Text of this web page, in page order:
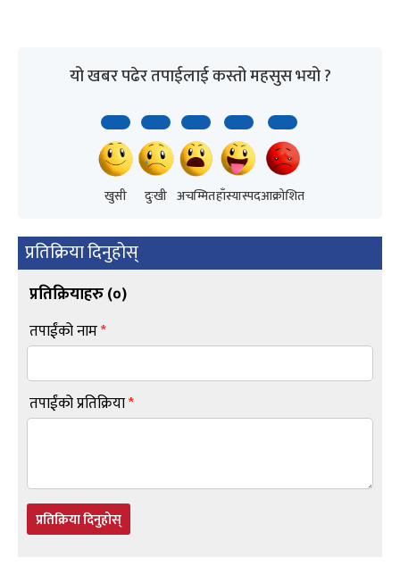
यो खबर पढेर तपाईलाई कस्तो महसुस भयो ?
खुसी दुःखी अचम्मितहाँस्यास्पदआक्रोशित
प्रतिक्रिया दिनुहोस्
प्रतिक्रियाहरु (०)
तपाईंको नाम*
तपाईंको प्रतिक्रिया*
प्रतिक्रिया दिनुहोस्